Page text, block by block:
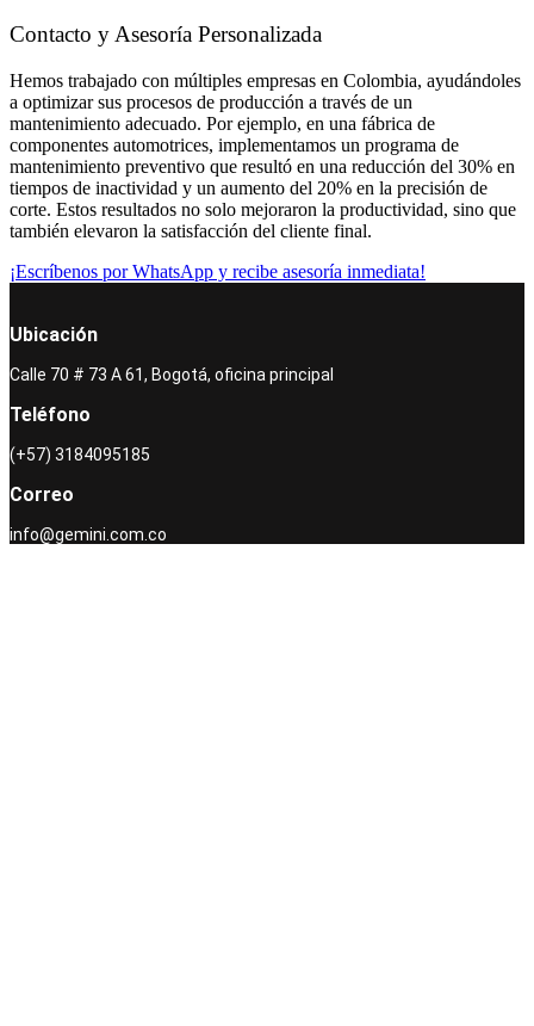
Contacto y Asesoría Personalizada
Hemos trabajado con múltiples empresas en Colombia, ayudándoles
a optimizar sus procesos de producción a través de un
mantenimiento adecuado. Por ejemplo, en una fábrica de
componentes automotrices, implementamos un programa de
mantenimiento preventivo que resultó en una reducción del 30% en
tiempos de inactividad y un aumento del 20% en la precisión de
corte. Estos resultados no solo mejoraron la productividad, sino que
también elevaron la satisfacción del cliente final.
¡Escríbenos por WhatsApp y recibe asesoría inmediata!
Ubicación
Calle 70 # 73 A 61, Bogotá, oficina principal
Teléfono
(+57) 3184095185
Correo
info@gemini.com.co